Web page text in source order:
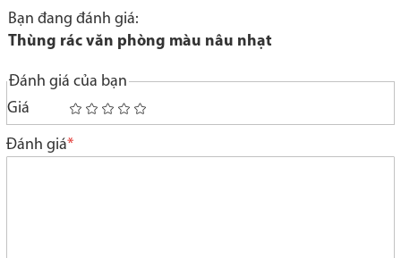
Bạn đang đánh giá:
Thùng rác văn phòng màu nâu nhạt
Đánh giá của bạn
Giá
1
star
2
stars
3
stars
4
stars
5
stars
Đánh giá